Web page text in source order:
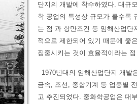
단지의 개발에 착수하였다. 대규
학 공업의 특성상 규모가 클수록
는 점 과 항만조건 등 임해산업단
적으로 제한되어 있기 때문에 좋
집중시키는 것이 효율적이라는
1970년대의 임해산업단지 개발
금속, 조선, 종합기계 등 업종별
고 추진되었다. 중화학공업은 대